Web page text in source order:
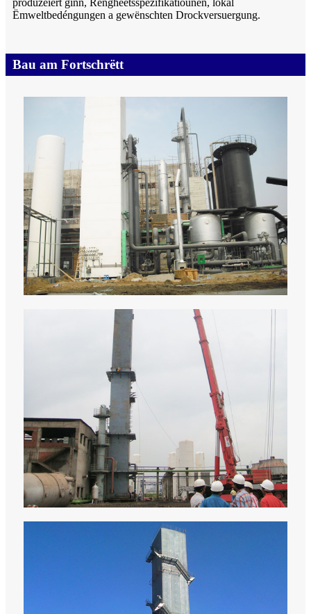
produzéiert ginn, Rengheetsspezifikatiounen, lokal
Ëmweltbedéngungen a gewënschten Drockversuergung.
Bau am Fortschrëtt